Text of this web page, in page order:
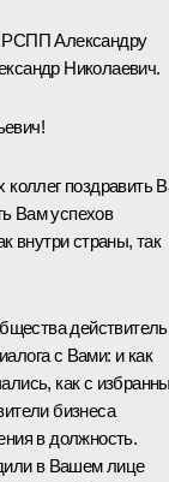
РСПП Александру
Николаевич.
поздравить
Вам успехов
внутри страны, так
с Вами: и как
как с
бизнеса
в должность.
в Вашем лице